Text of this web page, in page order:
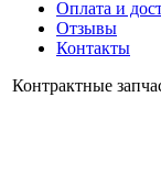
Оплата и
Отзывы
Контакты
Контрактные